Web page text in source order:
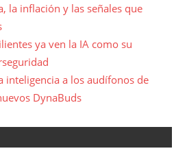
la inflación y las señales que
ya ven la IA como su
inteligencia a los audífonos de
DynaBuds